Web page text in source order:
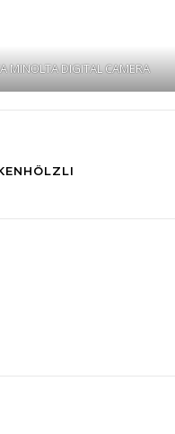
MINOLTA DIGITAL CAMERA